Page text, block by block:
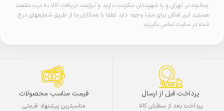
چنانچه در تهران و یا شهرستان سکونت دارید و نیازمند دریافت کالا به درب مقصد
هستید این امکان برای مشا وجود دارد لطفا با همکاران ما از طریق شمارههای درج
شده در سایت تماس بگیرید.
پرداخت قبل از ارسال
پرداخت بعد از سفارش کالا
قیمت مناسب محصولات
مناسبترین پیشنهاد قیمتی